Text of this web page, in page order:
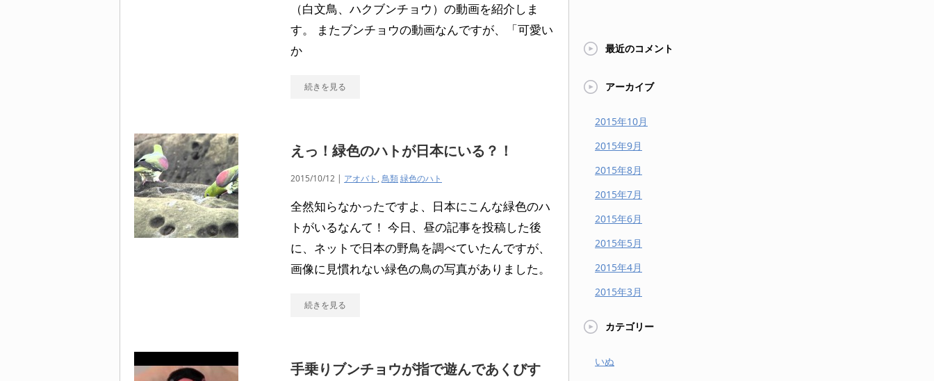
（白文鳥、ハクブンチョウ）の動画を紹介しま
す。 またブンチョウの動画なんですが、「可愛い
か
続きを見る
えっ！緑色のハトが日本にいる？！
2015/10/12 | アオバト ,鳥類緑色のハト
全然知らなかったですよ、日本にこんな緑色のハ
トがいるなんて！ 今日、昼の記事を投稿した後
に、ネットで日本の野鳥を調べていたんですが、
画像に見慣れない緑色の鳥の写真がありました。
続きを見る
手乗りブンチョウが指で遊んであくびす
最近のコメント
アーカイブ
2015年10月
2015年9月
2015年8月
2015年7月
2015年6月
2015年5月
2015年4月
2015年3月
カテゴリー
いぬ